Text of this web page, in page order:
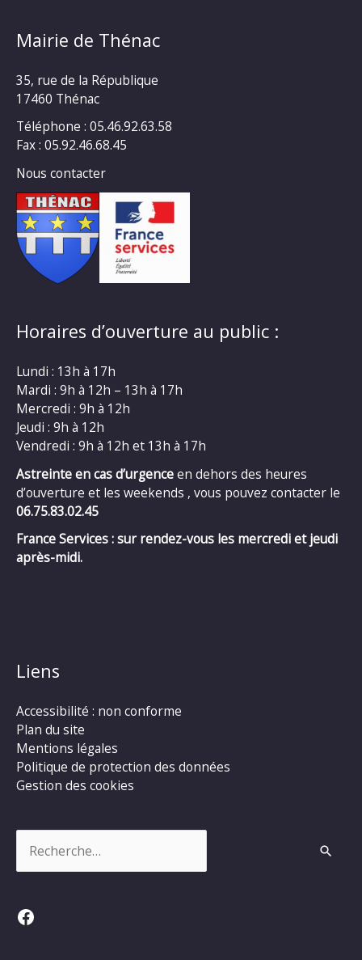
Mairie de Thénac
35, rue de la République
17460 Thénac
Téléphone : 05.46.92.63.58
Fax : 05.92.46.68.45
Nous contacter
Horaires d’ouverture au public :
Lundi : 13h à 17h
Mardi : 9h à 12h – 13h à 17h
Mercredi : 9h à 12h
Jeudi : 9h à 12h
Vendredi : 9h à 12h et 13h à 17h
Astreinte en cas d’urgenceen dehors des heures
d’ouverture et les weekends , vous pouvez contacter le
06.75.83.02.45
France Services : sur rendez-vous les mercredi et jeudi
après-midi.
Liens
Accessibilité : non conforme
Plan du site
Mentions légales
Politique de protection des données
Gestion des cookies
Facebook